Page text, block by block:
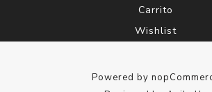
Carrito
Wishlist
Powered by